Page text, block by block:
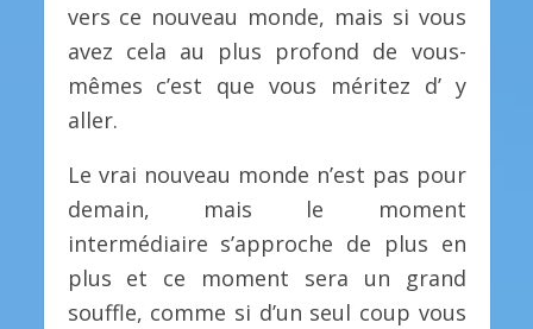
vers ce nouveau monde, mais si vous
avez cela au plus profond de vous-
mêmes c’est que vous méritez d’ y
aller.
Le vrai nouveau monde n’est pas pour
demain, mais le moment
intermédiaire s’approche de plus en
plus et ce moment sera un grand
souffle, comme si d’un seul coup vous